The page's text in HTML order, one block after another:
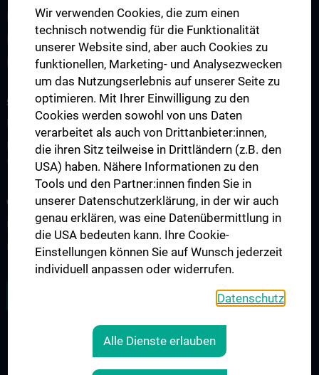
Kontakt
STUDIUM, AUS- UND WEITERBILDUNG
PhD-Programm UN094 „Vascular Biology“
Doktoratsstudium der Angewandten Medizinischen
Wissenschaft UN790
WISSENSCHAFT UND FORSCHUNG
Forschungsschwerpunkte
Unsere Publikationen
Wir verwenden Cookies, die zum einen
technisch notwendig für die Funktionalität
unserer Website sind, aber auch Cookies zu
funktionellen, Marketing- und Analysezwecken
um das Nutzungserlebnis auf unserer Seite zu
optimieren. Mit Ihrer Einwilligung zu den
Cookies werden sowohl von uns Daten
verarbeitet als auch von Drittanbieter:innen,
die ihren Sitz teilweise in Drittländern (z.B. den
USA) haben. Nähere Informationen zu den
Tools und den Partner:innen finden Sie in
unserer Datenschutzerklärung, in der wir auch
genau erklären, was eine Datenübermittlung in
die USA bedeuten kann. Ihre Cookie-
Einstellungen können Sie auf Wunsch jederzeit
individuell anpassen oder widerrufen.
Datenschutz
Alle Dienste erlauben